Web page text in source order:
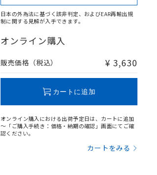
日本の外為法に基づく該非判定、およびEAR再輸出規
制に関する見解が入手できます。
オンライン購入
販売価格（税込） ¥ 3,630
カートに追加
オンライン購入における出荷予定日は、カートに追加
～「ご購入手続き：価格・納期の確認」画面にてご確
認ください。
カートをみる